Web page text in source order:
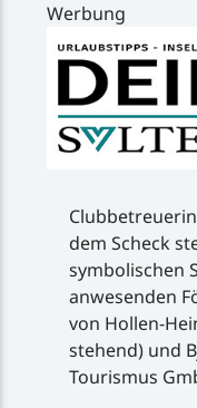
Werbung
dem Scheck
symbolischen
anwesenden
von Hollen-
stehend) und
Tourismus